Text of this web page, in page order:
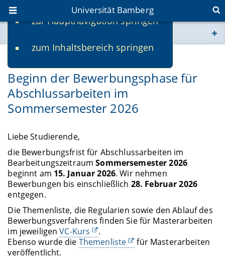
zur Hauptnavigation springen
zum Inhaltsbereich springen
Universität Bamberg
www.uni-bamberg.de
univis.uni-bamberg.de
fis.uni-bamberg.de
Beginn der Bewerbungsphase für
Abschlussarbeiten im
Sommersemester 2026
Liebe Studierende,
die Bewerbungsfrist für Abschlussarbeiten im
BearbeitungszeitraumSommersemester 2026
beginnt am 15. Januar 2026. Wir nehmen
Bewerbungen bis einschließlich 28. Februar 2026
entgegen.
Die Themenliste, die Regularien sowie den Ablauf des
Bewerbungsverfahrens finden Sie für Masterarbeiten
im jeweiligenVC-Kurs
.
Ebenso wurde die Themenliste
für Masterarbeiten
veröffentlicht.